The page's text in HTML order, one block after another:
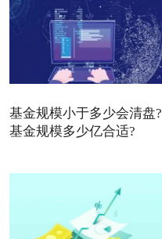
基金规模小于多少会清盘?
基金规模多少亿合适?